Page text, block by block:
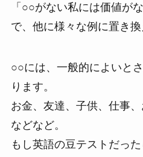
「○○がない私には価値が
で、他に様々な例に置き換
○○には、一般的によいと
ります。
お金、友達、子供、仕事
などなど。
もし英語の豆テストだっ